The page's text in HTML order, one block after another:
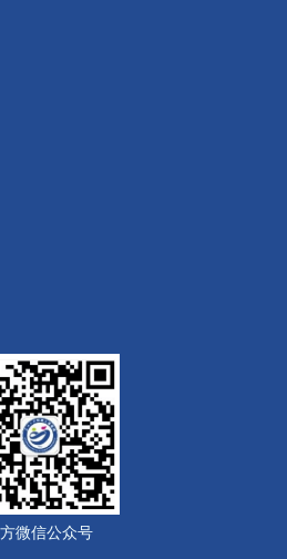
微信公众号